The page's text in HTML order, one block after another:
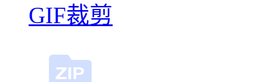
GIF裁剪